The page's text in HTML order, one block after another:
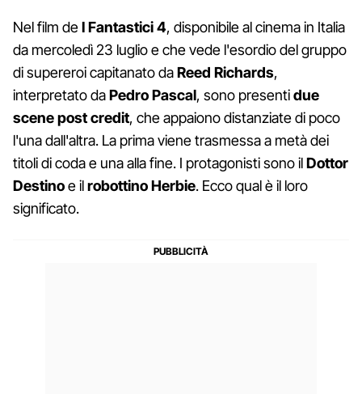
Nel film deI Fantastici 4, disponibile al cinema in Italia
da mercoledì 23 luglio e che vede l'esordio del gruppo
di supereroi capitanato daReed Richards,
interpretato daPedro Pascal, sono presentidue
scene post credit, che appaiono distanziate di poco
l'una dall'altra. La prima viene trasmessa a metà dei
titoli di coda e una alla fine. I protagonisti sono ilDottor
Destinoe ilrobottino Herbie. Ecco qual è il loro
significato.